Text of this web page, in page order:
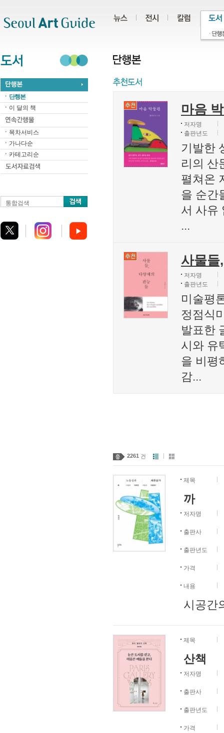
단행본
이 달의 책
목차서비스
가나다순
카테고리순
통합검색
마음
저자명
출판년도
기발한
리의 산
펼쳐온
을 순간
서 사유
...
사물들
저자명
출판년도
미술평
정점식
발표한
시와 유
을 비평
감...
2261 건
제목
까
저자명
출판사
출판년도
가격
내용
시공간
제목
산책
저자명
출판사
출판년도
가격